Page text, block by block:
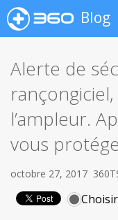
Blog
Alerte de
l’ampleur.
vous
octobre 27, 2017